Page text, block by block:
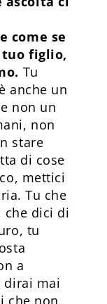
come se
figlio,
Tu
anche un
non un
non
stare
di cose
mettici
Tu che
che dici di
tu
a
dirai mai
che non